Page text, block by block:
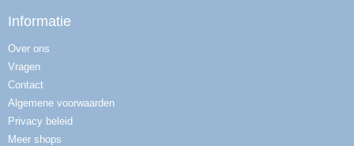
Informatie
Over ons
Vragen
Contact
Algemene voorwaarden
Privacy beleid
Meer shops